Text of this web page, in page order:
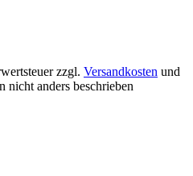
zzgl. Versandkosten und
nicht anders beschrieben